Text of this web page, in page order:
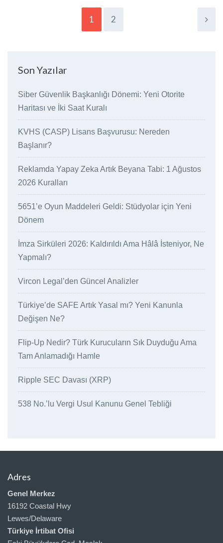
1 2
Son Yazılar
Siber Güvenlik Başkanlığı Dönemi: Yeni Otorite
Haritası ve İki Saat Kuralı
KVHS (CASP) Lisans Başvurusu: Nereden
Başlanır?
Reklamda Yapay Zeka Artık Beyana Tabi: 1 Ağustos
2026 Kuralları
5651’e Oyun Maddeleri Geldi: Stüdyolar için Yeni
Dönem
İmza Sirküleri 2026: Kaldırıldı Ama Hâlâ İsteniyor, Ne
Yapmalı?
Vircon Legal’den Güncel Analizler
Türkiye’de SAFE Artık Yasal mı? Yeni Kanunla
Değişen Ne?
Flip-Up Nedir? Türk Kurucuların Sık Duyduğu Ama
Tam Anlamadığı Hamle
Ripple SEC Davası (XRP)
538 No.’lu Vergi Usul Kanunu Genel Tebliği
Adres
Genel Merkez
16192 Coastal Hwy
Lewes/Delaware
Türkiye İrtibat Ofisi